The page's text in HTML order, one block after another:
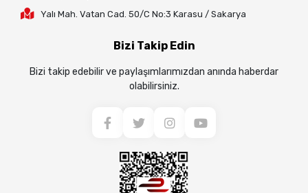
Yalı Mah. Vatan Cad. 50/C No:3 Karasu / Sakarya
Bizi Takip Edin
Bizi takip edebilir ve paylaşımlarımızdan anında haberdar
olabilirsiniz.